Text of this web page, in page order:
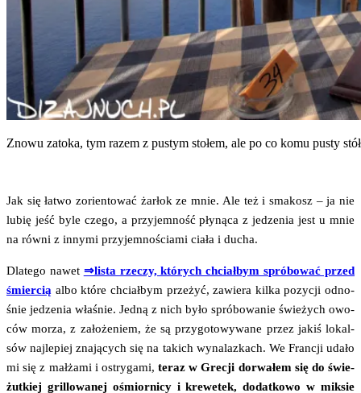
Zno­wu zato­ka, tym razem z pustym sto­łem, ale po co komu pusty
Jak się łatwo zorien­to­wać żar­łok ze mnie. Ale też i sma­kosz – ja nie
lubię jeść byle cze­go, a przy­jem­ność pły­ną­ca z jedze­nia jest u mnie
na rów­ni z inny­mi przy­jem­no­ścia­mi cia­ła i ducha.
Dla­te­go nawet ⇒lista rze­czy, któ­rych chciał­bym spró­bo­wać przed
śmier­cią albo któ­re chciał­bym prze­żyć, zawie­ra kil­ka pozy­cji odno­
śnie jedze­nia wła­śnie. Jed­ną z nich było spró­bo­wa­nie świe­żych owo­
ców morza, z zało­że­niem, że są przy­go­to­wy­wa­ne przez jakiś lokal­
sów naj­le­piej zna­ją­cych się na takich wyna­laz­kach. We Fran­cji uda­ło
mi się z mał­ża­mi i ostry­ga­mi, teraz w Gre­cji dorwa­łem się do świe­
żut­kiej gril­lo­wa­nej ośmior­ni­cy i kre­we­tek, dodat­ko­wo w mik­sie